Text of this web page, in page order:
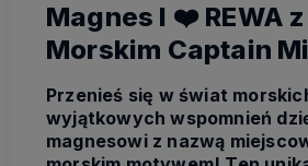
Magnes I ❤️ REWA
Morskim Captain
Przenieś się w świat
wyjątkowych wspomnień
magnesowi z nazwą